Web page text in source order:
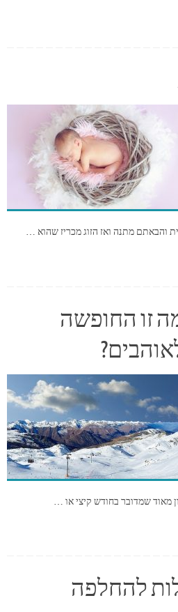
והבאתם מתנה ואז הזוג מכריז שהוא …
זו החופשה
מאוד שמדובר בחודש קיצי או …